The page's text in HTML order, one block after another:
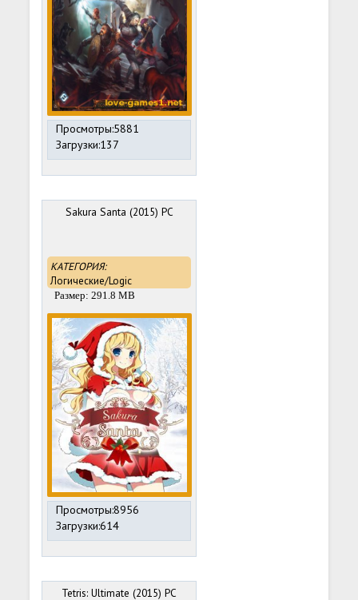
Просмотры:5881
Загрузки:137
Sakura Santa (2015) PC
КАТЕГОРИЯ:
Логические/Logic
Размер: 291.8 MB
Просмотры:8956
Загрузки:614
Tetris: Ultimate (2015) PC